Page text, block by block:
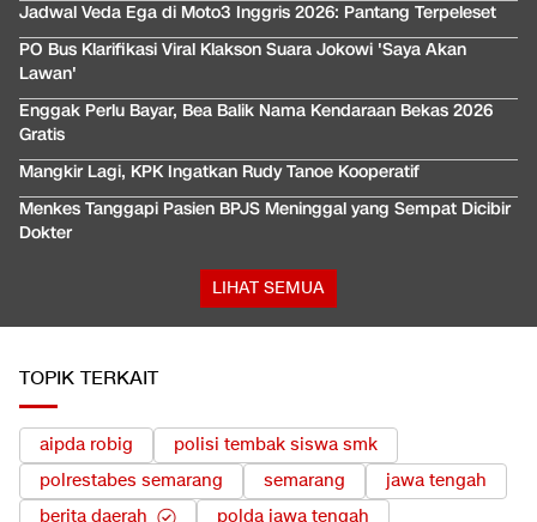
Jadwal Veda Ega di Moto3 Inggris 2026: Pantang Terpeleset
PO Bus Klarifikasi Viral Klakson Suara Jokowi 'Saya Akan
Lawan'
Enggak Perlu Bayar, Bea Balik Nama Kendaraan Bekas 2026
Gratis
Mangkir Lagi, KPK Ingatkan Rudy Tanoe Kooperatif
Menkes Tanggapi Pasien BPJS Meninggal yang Sempat Dicibir
Dokter
LIHAT SEMUA
TOPIK TERKAIT
aipda robig
polisi tembak siswa smk
polrestabes semarang
semarang
jawa tengah
berita daerah
polda jawa tengah